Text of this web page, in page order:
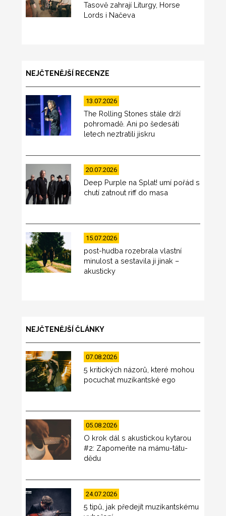
Tasově zahrají Liturgy, Horse
Lords i Načeva
NEJČTENĚJŠÍ RECENZE
13.07.2026
The Rolling Stones stále drží
pohromadě. Ani po šedesáti
letech neztratili jiskru
20.07.2026
Deep Purple na Splat! umí pořád s
chutí zatnout riff do masa
15.07.2026
post-hudba rozebrala vlastní
minulost a sestavila ji jinak –
akusticky
NEJČTENĚJŠÍ ČLÁNKY
07.08.2026
5 kritických názorů, které mohou
pocuchat muzikantské ego
05.08.2026
O krok dál s akustickou kytarou
#2: Zapomeňte na mámu-tátu-
dědu
24.07.2026
5 tipů, jak předejít muzikantskému